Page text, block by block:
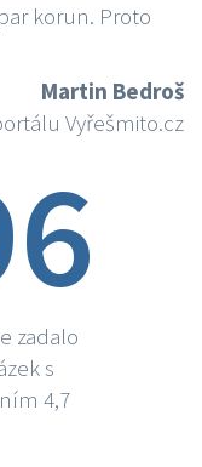
korun. Proto
Martin Bedroš
Vyřešmito.cz
zadalo
s
4,7